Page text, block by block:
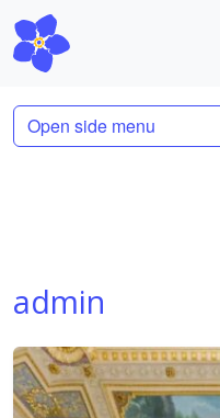
admin
Open side menu